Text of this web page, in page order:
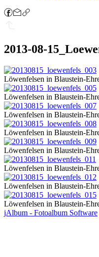
2013-08-
Löwenfelsen in Blaustein-
Löwenfelsen in Blaustein-
Löwenfelsen in Blaustein-
Löwenfelsen in Blaustein-
Löwenfelsen in Blaustein-
Löwenfelsen in Blaustein-
Löwenfelsen in Blaustein-
Löwenfelsen in Blaustein-
jAlbum - Fotoalbum Software